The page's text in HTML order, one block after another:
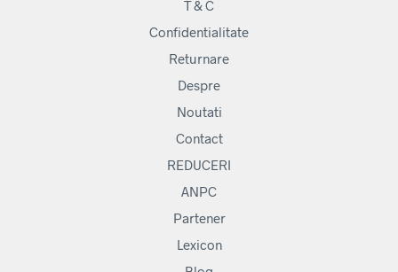
T & C
Confidentialitate
Returnare
Despre
Noutati
Contact
REDUCERI
ANPC
Partener
Lexicon